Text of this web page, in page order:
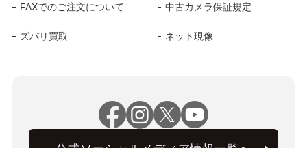
FAXでのご注文について 中古カメラ保証規定
ズバリ買取 ネット現像